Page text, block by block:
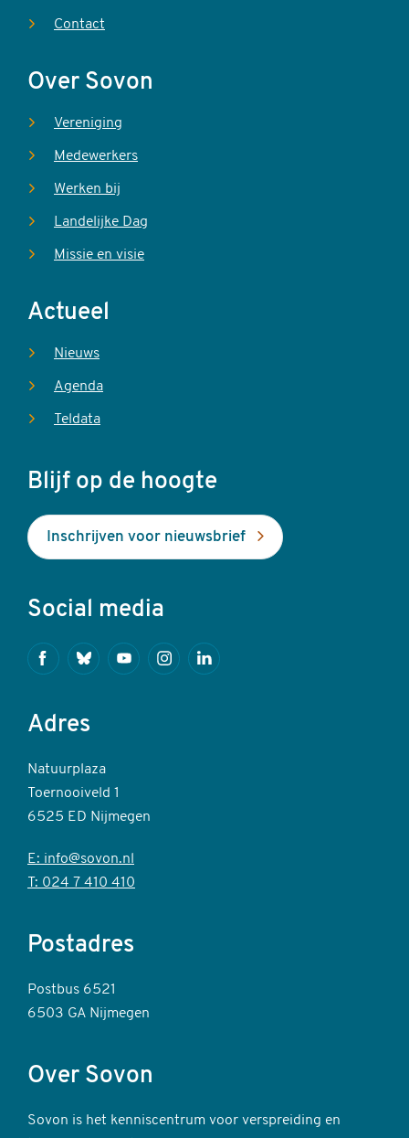
Contact
Over Sovon
Vereniging
Medewerkers
Werken bij
Landelijke Dag
Missie en visie
Actueel
Nieuws
Agenda
Teldata
Blijf op de hoogte
Inschrijven voor nieuwsbrief
Social media
FacebookBlueskyYoutubeInstagramLinkedin
Adres
Natuurplaza
Toernooiveld 1
6525 ED Nijmegen
E: info@sovon.nl
T: 024 7 410 410
Postadres
Postbus 6521
6503 GA Nijmegen
Over Sovon
Sovon is het kenniscentrum voor verspreiding en